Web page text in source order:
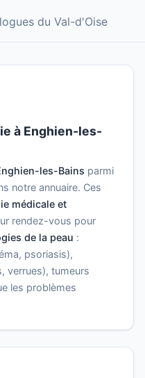
du Val-d'Oise
à Enghien-les-
les-Bains parmi
notre annuaire. Ces
médicale et
rendez-vous pour
de la peau :
psoriasis),
verrues), tumeurs
les problèmes